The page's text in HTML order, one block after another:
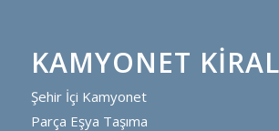
KAMYONET
Şehir İçi Kamyonet
Parça Eşya Taşıma